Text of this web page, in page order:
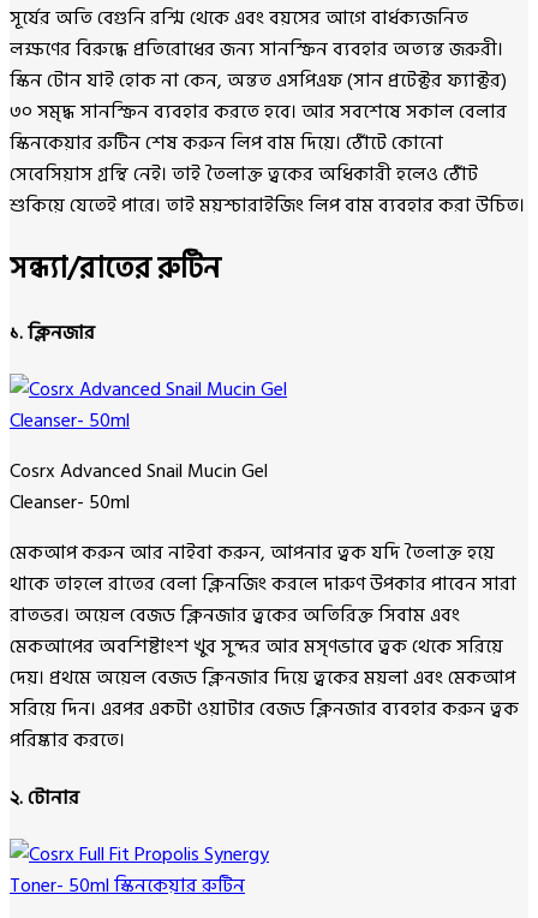
সূর্যের অতি বেগুনি রশ্মি থেকে এবং বয়সের আগে বার্ধক্যজনিত
লক্ষণের বিরুদ্ধে প্রতিরোধের জন্য সানস্ক্রিন ব্যবহার অত্যন্ত জরুরী।
স্কিন টোন যাই হোক না কেন, অন্তত এসপিএফ (সান প্রটেক্টর ফ্যাক্টর)
৩০ সমৃদ্ধ সানস্ক্রিন ব্যবহার করতে হবে। আর সবশেষে সকাল বেলার
স্কিনকেয়ার রুটিন শেষ করুন লিপ বাম দিয়ে। ঠোঁটে কোনো
সেবেসিয়াস গ্রন্থি নেই। তাই তৈলাক্ত ত্বকের অধিকারী হলেও ঠোঁট
শুকিয়ে যেতেই পারে। তাই ময়শ্চারাইজিং লিপ বাম ব্যবহার করা উচিত।
সন্ধ্যা/রাতের রুটিন
১. ক্লিনজার
Cosrx Advanced Snail Mucin Gel
Cleanser- 50ml
মেকআপ করুন আর নাইবা করুন, আপনার ত্বক যদি তৈলাক্ত হয়ে
থাকে তাহলে রাতের বেলা ক্লিনজিং করলে দারুণ উপকার পাবেন সারা
রাতভর। অয়েল বেজড ক্লিনজার ত্বকের অতিরিক্ত সিবাম এবং
মেকআপের অবশিষ্টাংশ খুব সুন্দর আর মসৃণভাবে ত্বক থেকে সরিয়ে
দেয়। প্রথমে অয়েল বেজড ক্লিনজার দিয়ে ত্বকের ময়লা এবং মেকআপ
সরিয়ে দিন। এরপর একটা ওয়াটার বেজড ক্লিনজার ব্যবহার করুন ত্বক
পরিষ্কার করতে।
২. টোনার